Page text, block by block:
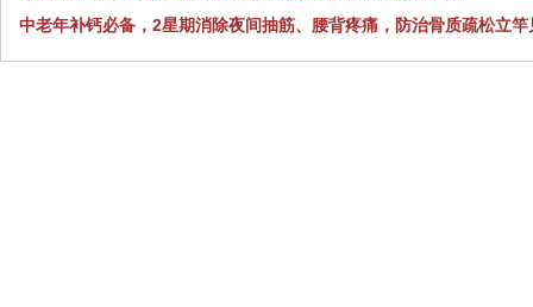
中老年补钙必备，2星期消除夜间抽筋、腰背疼痛，防治骨质疏松立竿